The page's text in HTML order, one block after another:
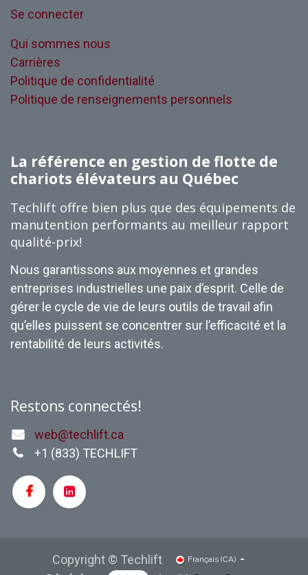
Se connecter
Qui sommes nous
Carrières
Politique de confidentialité
Politique de renseignements personnels
La référence en gestion de flotte de
chariots élévateurs au Québec
Techlift offre bien plus que des équipements de
manutention performants au meilleur rapport
qualité-prix!
Nous garantissons aux moyennes et grandes
entreprises industrielles une paix d’esprit. Celle de
gérer le cycle de vie de leurs outils de travail afin
qu’elles puissent se concentrer sur l’efficacité et la
rentabilité de leurs activités.
Restons connectés!
web@techlift.ca
+1 (833) TECHLIFT
Copyright © Techlift Français (CA)